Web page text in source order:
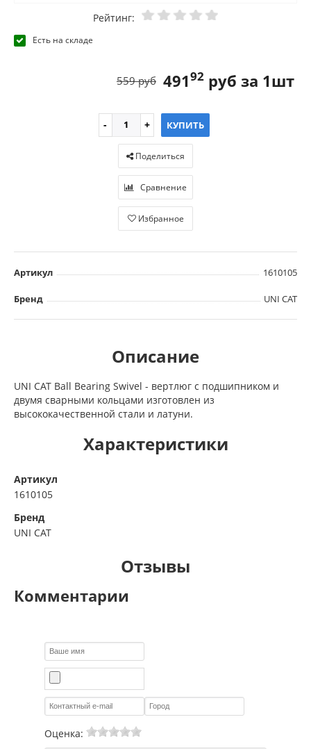
Рейтинг:
Есть на складе
49192 руб за 1шт
559 руб
КУПИТЬ
Поделиться
Сравнение
Избранное
Артикул 1610105
Бренд UNI CAT
Описание
UNI CAT Ball Bearing Swivel - вертлюг с подшипником и
двумя сварными кольцами изготовлен из
высококачественной стали и латуни.
Характеристики
Артикул
1610105
Бренд
UNI CAT
Отзывы
Комментарии
Оценка: